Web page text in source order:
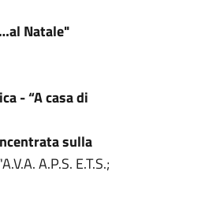
Natale"
- “A casa di
sulla
A.P.S. E.T.S.;